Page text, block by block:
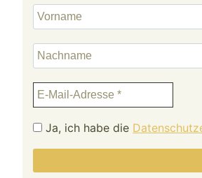
Ja, ich habe die